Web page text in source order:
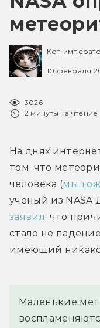
Кот-
10 февраля
3026
2 минуты на чтение
На днях
том, что
человека (мы
учёный из NASA
заявил, что
стало не
имеющий
Маленькие